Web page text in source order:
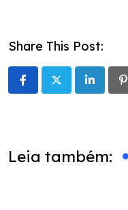
Share This Post:
LinkedIn
Leia também: